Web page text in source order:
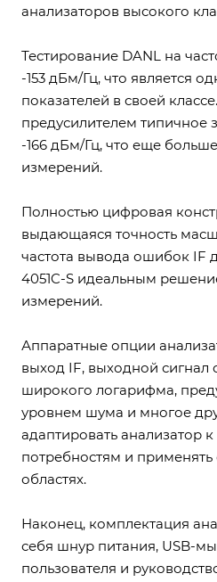
анализаторов высокого
Тестирование DANL на
-153 дБм/Гц, что является
показателей в своей
предусилителем типичное
-166 дБм/Гц, что еще
измерений.
Полностью цифровая
выдающаяся точность
частота вывода ошибок IF
4051C-S идеальным
измерений.
Аппаратные опции
выход IF, выходной сигнал
широкого логарифма,
уровнем шума и многое
адаптировать анализатор
потребностям и применять
областях.
Наконец, комплектация
себя шнур питания, USB-
пользователя и